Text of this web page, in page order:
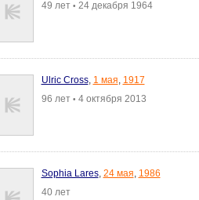
49 лет • 24 декабря 1964
Ulric Cross, 1 мая, 1917
96 лет • 4 октября 2013
Sophia Lares, 24 мая, 1986
40 лет